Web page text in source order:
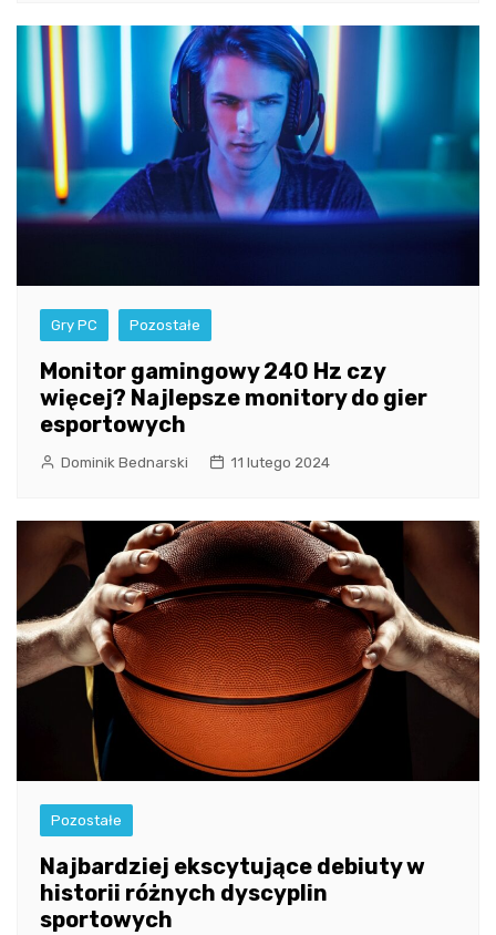
Gry PC Pozostałe
Monitor gamingowy 240 Hz czy
więcej? Najlepsze monitory do gier
esportowych
Dominik Bednarski 11 lutego 2024
Pozostałe
Najbardziej ekscytujące debiuty w
historii różnych dyscyplin
sportowych